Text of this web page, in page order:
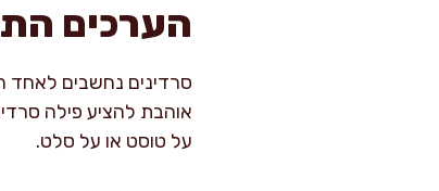
הערכים
סרדינים נחשבים לאחד
אוהבת להציע פילה
על טוסט או על סלט.